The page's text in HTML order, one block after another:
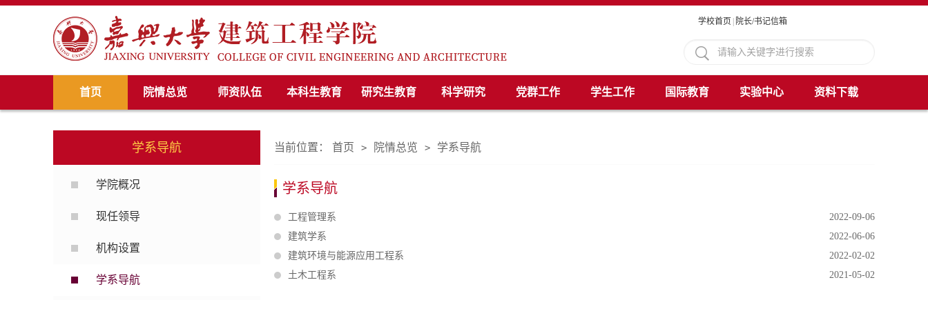
学校首页 院长/书记信箱
首页 院情总览 师资队伍 本科生教育 研究生教育 科学研究 党群工作 学生工作 国际教育 实验中心 资料下载
学系导航
学院概况
现任领导
机构设置
学系导航
当前位置： 首页 > 院情总览 > 学系导航
学系导航
2022-09-06
工程管理系
2022-06-06
建筑学系
2022-02-02
建筑环境与能源应用工程系
2021-05-02
土木工程系